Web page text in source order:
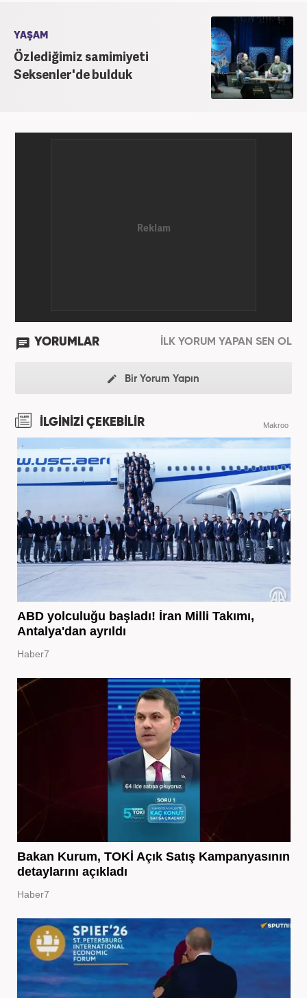
YAŞAM
Özlediğimiz samimiyeti
Seksenler'de bulduk
YORUMLAR İLK YORUM YAPAN SEN OL
Bir Yorum Yapın
İLGİNİZİ ÇEKEBİLİR Makroo
ABD yolculuğu başladı! İran Milli Takımı,
Antalya'dan ayrıldı
Haber7
Bakan Kurum, TOKİ Açık Satış Kampanyasının
detaylarını açıkladı
Haber7